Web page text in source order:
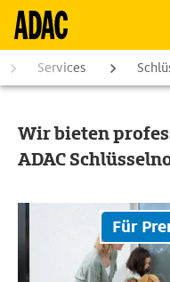
NavigationSuche
Services
Wir bieten
ADAC
Für